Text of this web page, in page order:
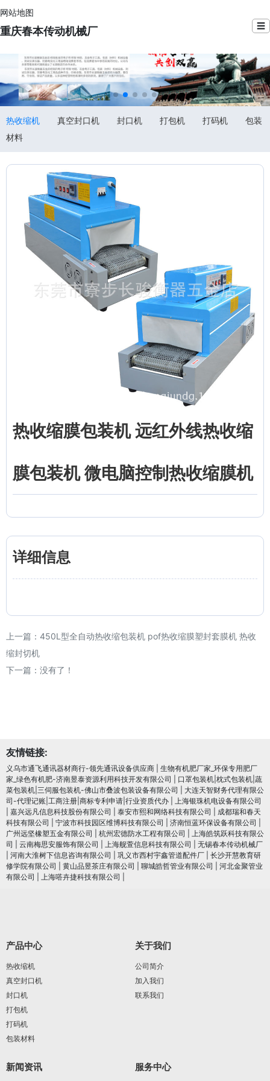
网站地图
重庆春本传动机械厂 ☰
热收缩机 真空封口机 封口机 打包机 打码机
包装
材料
热收缩膜包装机 远红外线热收缩
膜包装机 微电脑控制热收缩膜机
详细信息
上一篇： 450L型全自动热收缩包装机 pof热收缩膜塑封套膜机 热收
缩封切机
下一篇：没有了！
友情链接:
义乌市通飞通讯器材商行-领先通讯设备供应商
生物有机肥厂家_环保专用肥厂
家_绿色有机肥-济南昱泰资源利用科技开发有限公司
口罩包装机|枕式包装机|蔬
菜包装机|三伺服包装机-佛山市叠波包装设备有限公司
大连天智财务代理有限公
司-代理记账|工商注册|商标专利申请|行业资质代办
上海银珠机电设备有限公司
嘉兴远凡信息科技股份有限公司 泰安市熙和网络科技有限公司
成都瑞和春天
科技有限公司
宁波市科技园区维博科技有限公司 济南恒蓝环保设备有限公司
广州远坚橡塑五金有限公司
杭州宏德防水工程有限公司
上海皓筑跃科技有限公
司
云南梅思安服饰有限公司 上海舰萱信息科技有限公司
无锡春本传动机械厂
河南大淮树下信息咨询有限公司 巩义市西村宇鑫管道配件厂
长沙开慧教育研
修学院有限公司
黄山品昱茶庄有限公司 聊城皓哲管业有限公司
河北金聚管业
有限公司
上海嗒卉捷科技有限公司
产品中心
热收缩机
真空封口机
封口机
打包机
打码机
包装材料
关于我们
公司简介
加入我们
联系我们
新闻资讯 服务中心